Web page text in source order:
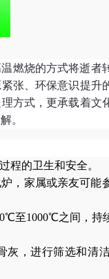
燃烧的方式将逝者
张、环保意识提升
方式，更承载着文
。
程的卫生和安全。
，家属或亲友可能
至1000℃之间，持
灰，进行筛选和清